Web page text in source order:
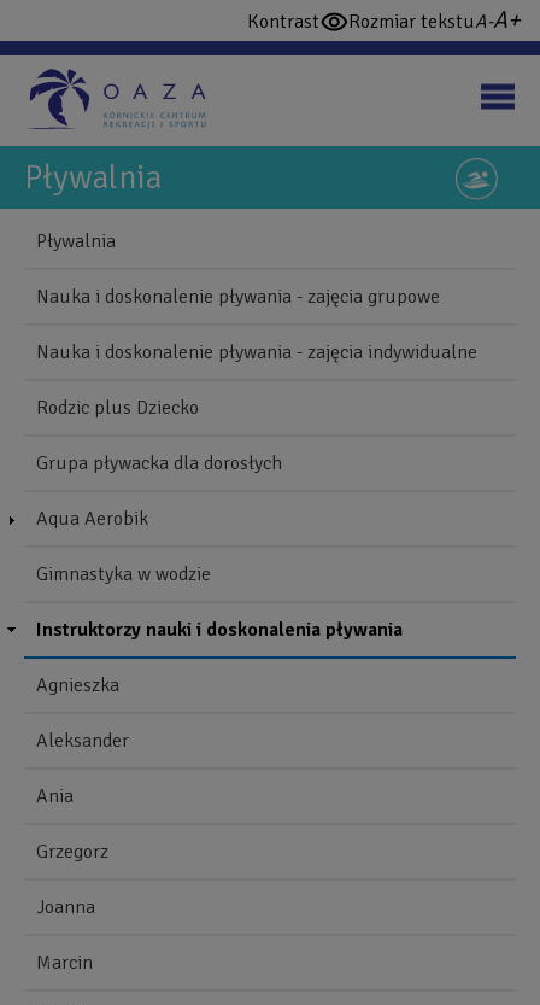
do
treści
Kontrastwłącz
wysoki
Rozmiar tekstu
Pływalnia
Back
top
NAWIGUJ
Pływalnia
Nauka i doskonalenie pływania - zajęcia grupowe
Nauka i doskonalenie pływania - zajęcia indywidualne
Rodzic plus Dziecko
Grupa pływacka dla dorosłych
Aqua Aerobik
Gimnastyka w wodzie
Instruktorzy nauki i doskonalenia pływania
Agnieszka
Aleksander
Ania
Grzegorz
Joanna
Marcin